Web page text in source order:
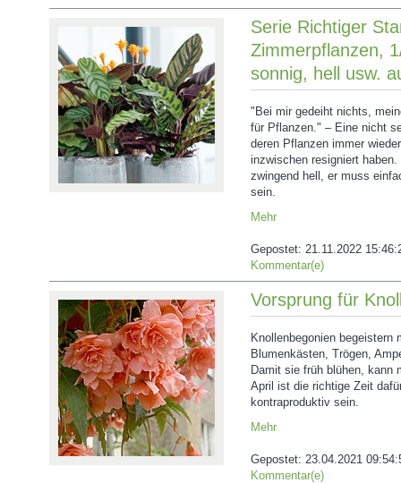
Serie Richtiger
Zimmerpflanzen,
sonnig, hell usw.
"Bei mir gedeiht nichts,
für Pflanzen." – Eine nicht
deren Pflanzen immer
inzwischen resigniert
zwingend hell, er muss
sein.
Mehr
Gepostet: 21.11.2022
Kommentar(e)
Vorsprung für
Knollenbegonien begeistern
Blumenkästen, Trögen,
Damit sie früh blühen, kann
April ist die richtige Zeit
kontraproduktiv sein.
Mehr
Gepostet: 23.04.2021
Kommentar(e)